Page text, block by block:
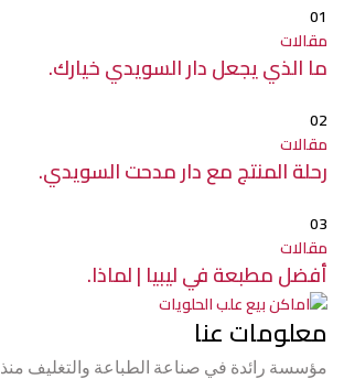
01
مقالات
ما الذي يجعل دار السويدي خيارك.
02
مقالات
رحلة المنتج مع دار مدحت السويدي.
03
مقالات
أفضل مطبعة في ليبيا | لماذا.
معلومات عنا
مؤسسة رائدة في صناعة الطباعة والتغليف منذ 1998.